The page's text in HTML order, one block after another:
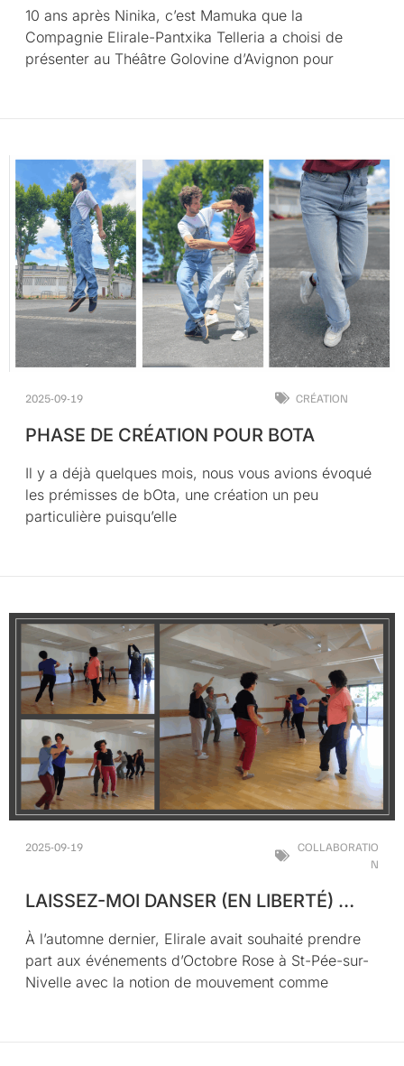
10 ans après Ninika, c’est Mamuka que la
Compagnie Elirale-Pantxika Telleria a choisi de
présenter au Théâtre Golovine d’Avignon pour
2025-09-19 CRÉATION
PHASE DE CRÉATION POUR BOTA
Il y a déjà quelques mois, nous vous avions évoqué
les prémisses de bOta, une création un peu
particulière puisqu’elle
2025-09-19
COLLABORATIO
N
LAISSEZ-MOI DANSER (EN LIBERTÉ) …
À l’automne dernier, Elirale avait souhaité prendre
part aux événements d’Octobre Rose à St-Pée-sur-
Nivelle avec la notion de mouvement comme